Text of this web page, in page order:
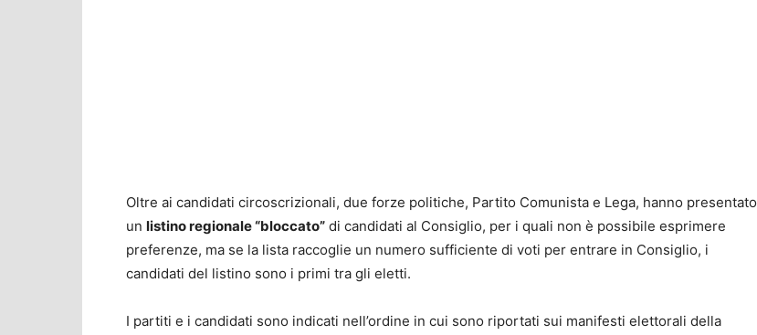
Oltre ai candidati circoscrizionali, due forze politiche, Partito Comunista e Lega, hanno presentato
un listino regionale “bloccato” di candidati al Consiglio, per i quali non è possibile esprimere
preferenze, ma se la lista raccoglie un numero sufficiente di voti per entrare in Consiglio, i
candidati del listino sono i primi tra gli eletti.
I partiti e i candidati sono indicati nell’ordine in cui sono riportati sui manifesti elettorali della